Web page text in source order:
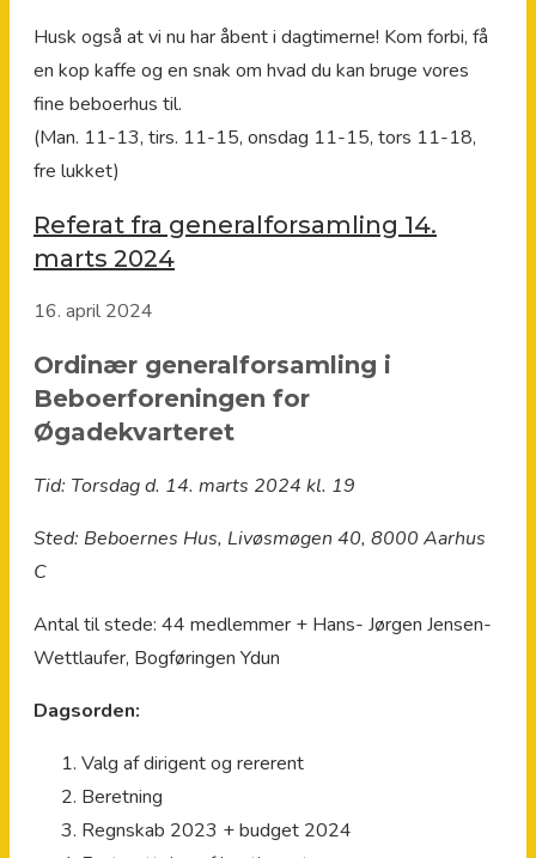
Husk også at vi nu har åbent i dagtimerne! Kom forbi, få
en kop kaffe og en snak om hvad du kan bruge vores
fine beboerhus til.
(Man. 11-13, tirs. 11-15, onsdag 11-15, tors 11-18,
fre lukket)
Referat fra generalforsamling 14.
marts 2024
16. april 2024
Ordinær generalforsamling i
Beboerforeningen for
Øgadekvarteret
Tid: Torsdag d. 14. marts 2024 kl. 19
Sted: Beboernes Hus, Livøsmøgen 40, 8000 Aarhus
C
Antal til stede: 44 medlemmer + Hans- Jørgen Jensen-
Wettlaufer, Bogføringen Ydun
Dagsorden:
Valg af dirigent og rererent
Beretning
Regnskab 2023 + budget 2024